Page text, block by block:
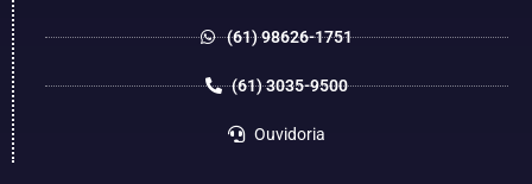
(61) 98626-1751
(61) 3035-9500
Ouvidoria